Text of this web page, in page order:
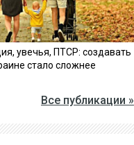
увечья, ПТСР: создавать
стало сложнее
Все публикации »